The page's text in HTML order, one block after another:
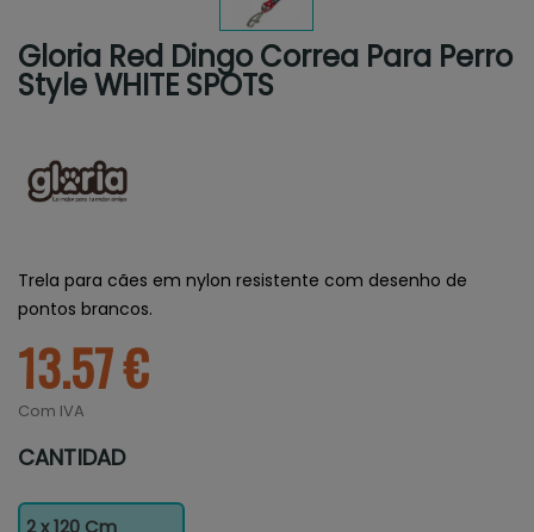
Gloria Red Dingo Correa Para Perro
Style WHITE SPOTS
Trela para cães em nylon resistente com desenho de
pontos brancos.
13.57 €
Com IVA
CANTIDAD
2 x 120 Cm